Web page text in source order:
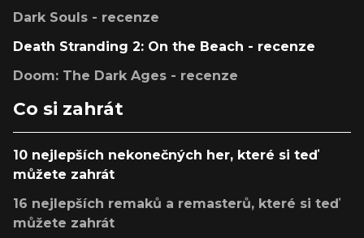
Dark Souls - recenze
Death Stranding 2: On the Beach - recenze
Doom: The Dark Ages - recenze
Co si zahrát
10 nejlepších nekonečných her, které si teď
můžete zahrát
16 nejlepších remaků a remasterů, které si teď
můžete zahrát